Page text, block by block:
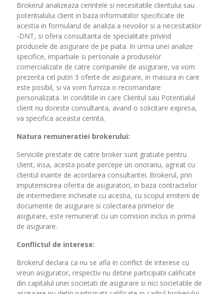
Brokerul analizeaza cerintele si necesitatile clientului sau
potentialului client in baza informatiilor specificate de
acestia in formularul de analiza a nevoilor si a necesitatilor
-DNT, si ofera consultanta de specialitate privind
produsele de asigurare de pe piata. In urma unei analize
specifice, impartiale si personale a produselor
comercializate de catre companiile de asigurare, va vom
prezenta cel putin 3 oferte de asigurare, in masura in care
este posibil, si va vom furniza o recomandare
personalizata. In conditiile in care Clientul sau Potentialul
client nu doreste consultanta, avand o solicitare expresa,
va specifica aceasta cerinta.
Natura remuneratiei brokerului:
Serviciile prestate de catre broker sunt gratuite pentru
client, insa, acesta poate percepe un onorariu, agreat cu
clientul inainte de acordarea consultantei. Brokerul, prin
imputernicirea oferita de asiguratori, in baza contractelor
de intermediere incheiate cu acestia, cu scopul emiterii de
documente de asigurare si colectarea primelor de
asigurare, este remunerat cu un comision inclus in prima
de asigurare.
Conflictul de interese:
Brokerul declara ca nu se afla in conflict de interese cu
vreun asigurator, respectiv nu detine participatii calificate
din capitalul unei societati de asigurare si nici societatile de